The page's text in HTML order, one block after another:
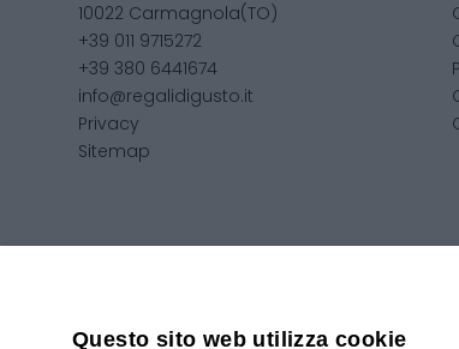
10022 Carmagnola(TO)
+39 011 9715272
+39 380 6441674
info@regalidigusto.it
Privacy
Sitemap
Questo sito web utilizza cookie